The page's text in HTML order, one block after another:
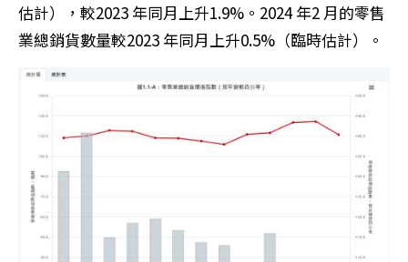
(資料來源：統計署)
3. 2024 年2 月私人零售業樓宇租金指數持平，報
173.5。而售價指數則輕微下跌，報451.7。